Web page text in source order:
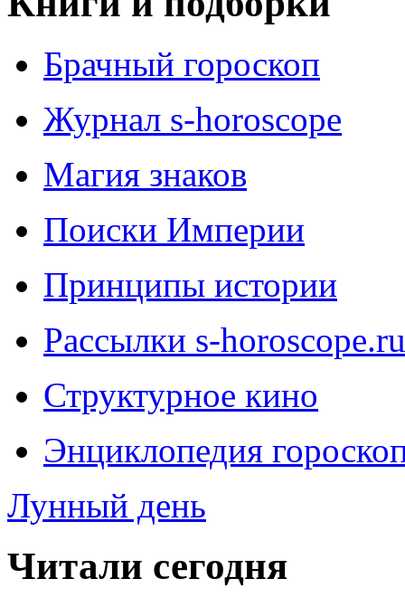
Брачный гороскоп
Журнал s-horoscope
Магия знаков
Поиски Империи
Принципы истории
Рассылки s-horoscope.ru
Структурное кино
Энциклопедия
Лунный день
Читали сегодня